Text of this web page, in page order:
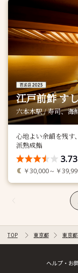
江戸前鮓 す
六本木駅 / 寿司、海
心地よい余韻を残す
派熟成鮨
3.73
￥30,000～￥
TOP 東京都 東京
ヘルプ・お